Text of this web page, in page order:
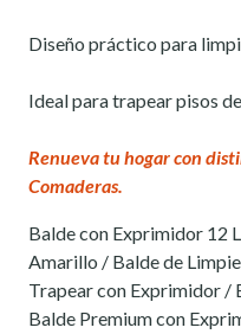
Diseño práctico para
Ideal para trapear pisos
Renueva tu hogar con
Comaderas.
Balde con Exprimidor 12
Amarillo / Balde de
Trapear con Exprimidor /
Balde Premium con